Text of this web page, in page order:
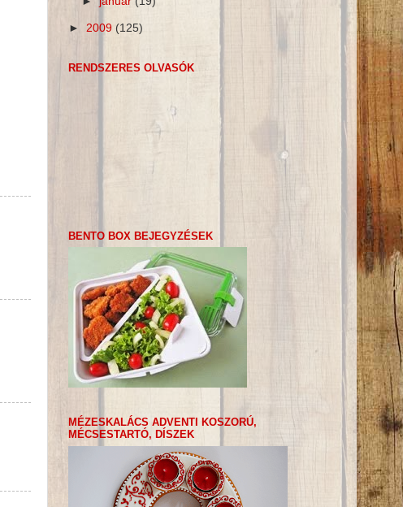
► 2009 (125)
RENDSZERES OLVASÓK
BENTO BOX BEJEGYZÉSEK
MÉZESKALÁCS ADVENTI KOSZORÚ,
MÉCSESTARTÓ, DÍSZEK